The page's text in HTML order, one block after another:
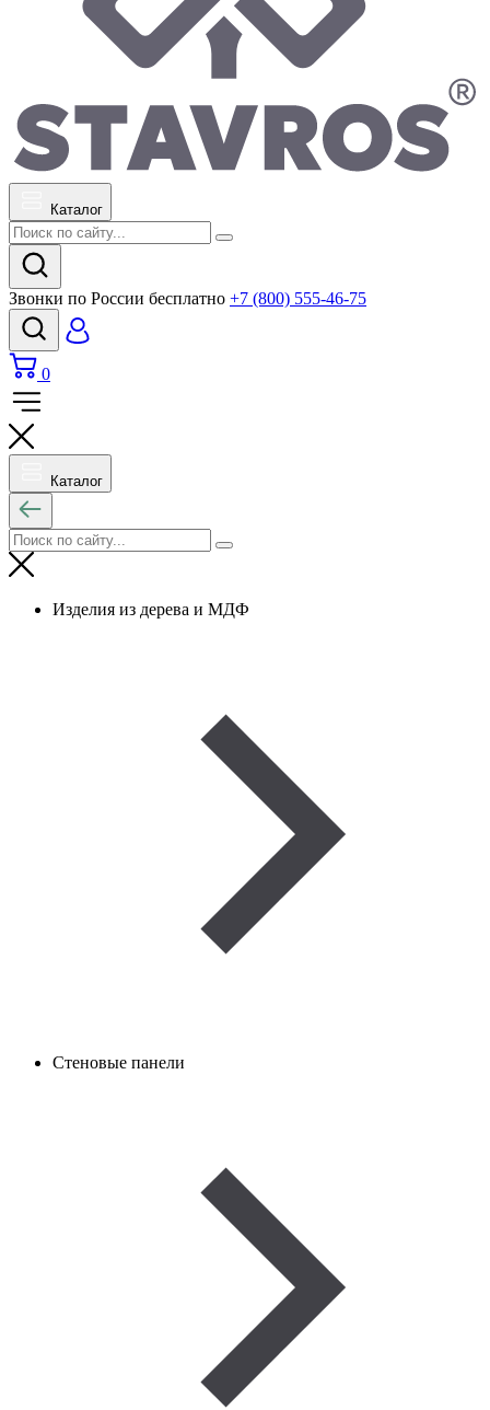
Каталог
Звонки по России бесплатно +7 (800) 555-46-75
0
Каталог
Изделия из дерева и МДФ
Стеновые панели